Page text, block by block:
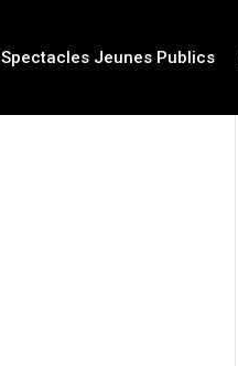
Spectacles Jeunes Publics